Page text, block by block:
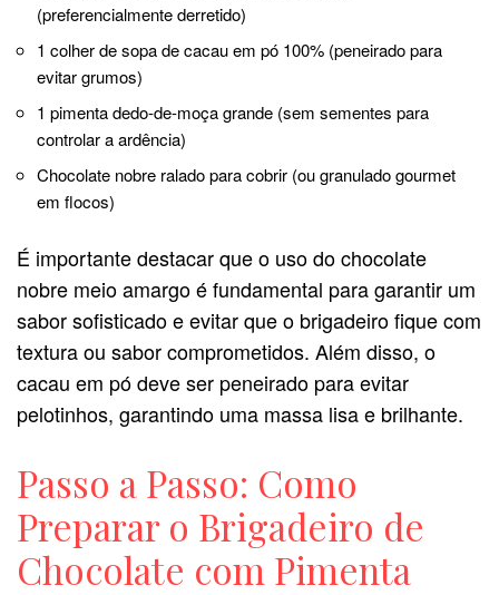
(preferencialmente derretido)
1 colher de sopa de cacau em pó 100% (peneirado para
evitar grumos)
1 pimenta dedo-de-moça grande (sem sementes para
controlar a ardência)
Chocolate nobre ralado para cobrir (ou granulado gourmet
em flocos)
É importante destacar que o uso do chocolate
nobre meio amargo é fundamental para garantir um
sabor sofisticado e evitar que o brigadeiro fique com
textura ou sabor comprometidos. Além disso, o
cacau em pó deve ser peneirado para evitar
pelotinhos, garantindo uma massa lisa e brilhante.
Passo a Passo: Como
Preparar o Brigadeiro de
Chocolate com Pimenta